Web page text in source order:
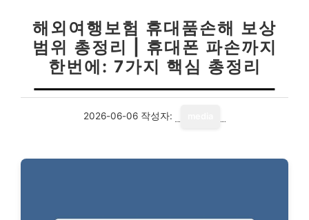
해외여행보험 휴대품손해 보상
범위 총정리 | 휴대폰 파손까지
한번에: 7가지 핵심 총정리
2026-06-06 작성자: